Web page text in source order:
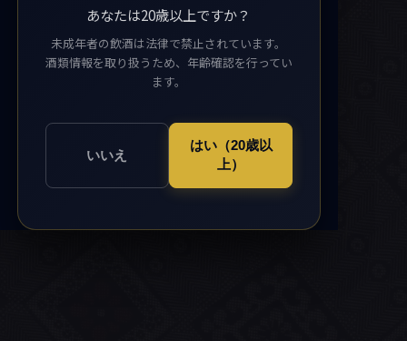
あなたは20歳以上ですか？
未成年者の飲酒は法律で禁止されています。
酒類情報を取り扱うため、年齢確認を行ってい
ます。
いいえ
はい（20歳以
上）